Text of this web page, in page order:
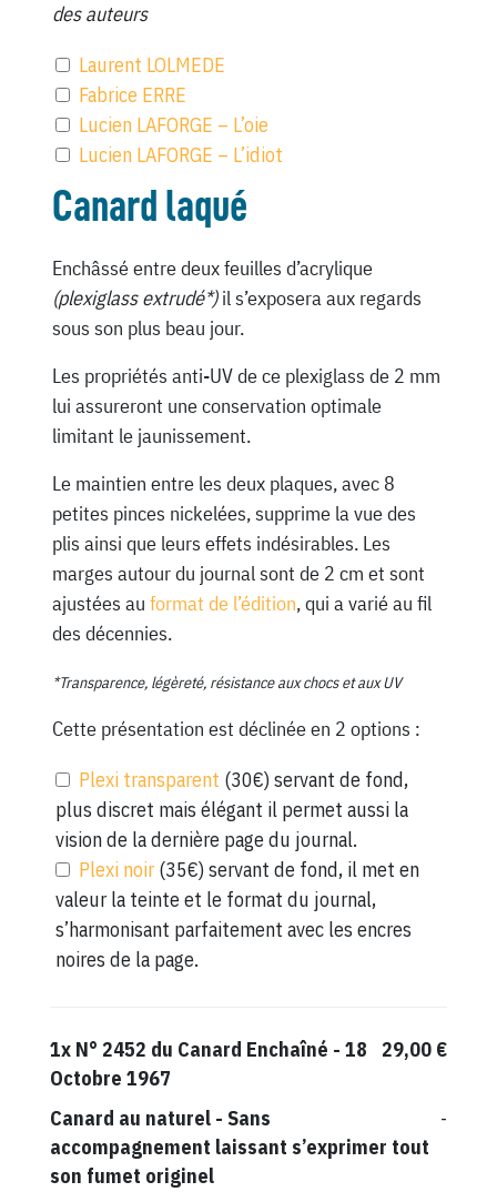
des auteurs
Laurent LOLMEDE
Fabrice ERRE
Lucien LAFORGE – L’oie
Lucien LAFORGE – L’idiot
Canard laqué
Enchâssé entre deux feuilles d’acrylique
(plexiglass extrudé*)il s’exposera aux regards
sous son plus beau jour.
Les propriétés anti-UV de ce plexiglass de 2 mm
lui assureront une conservation optimale
limitant le jaunissement.
Le maintien entre les deux plaques, avec 8
petites pinces nickelées, supprime la vue des
plis ainsi que leurs effets indésirables. Les
marges autour du journal sont de 2 cm et sont
ajustées au format de l’édition, qui a varié au fil
des décennies.
*Transparence, légèreté, résistance aux chocs et aux UV
Cette présentation est déclinée en 2 options :
Plexi transparent (30€) servant de fond,
plus discret mais élégant il permet aussi la
vision de la dernière page du journal.
Plexi noir (35€) servant de fond, il met en
valeur la teinte et le format du journal,
s’harmonisant parfaitement avec les encres
noires de la page.
1x N° 2452 du Canard Enchaîné - 18
Octobre 1967
29,00 €
Canard au naturel- Sans
accompagnement laissant s’exprimer tout
son fumet originel
-